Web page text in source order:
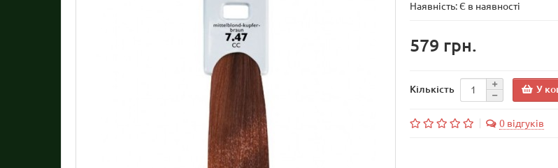
Наявність: Є в наявності
579 грн.
Кількість У
0 відгуків